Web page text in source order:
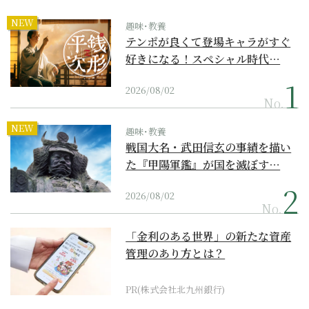
NEW 趣味･教養
テンポが良くて登場キャラがすぐ
好きになる！スペシャル時代…
2026/08/02
No.
NEW 趣味･教養
戦国大名・武田信玄の事績を描い
た『甲陽軍鑑』が国を滅ぼす…
2026/08/02
No.
「金利のある世界」の新たな資産
管理のあり方とは？
PR(株式会社北九州銀行)